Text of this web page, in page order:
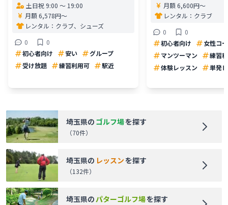
土日祝 9:00 〜 19:00
月額 6,578円〜
レンタル： クラブ、シューズ
0
0
初心者向け
安い
グループ
受け放題
練習利用可 駅近
月額 6,600円〜
レンタル： クラブ
0
0
初心者向け
女性コ
マンツーマン
練習
体験レッスン
単発
埼玉県の ゴルフ場を探す
（70件）
埼玉県の レッスンを探す
（132件）
埼玉県のパターゴルフ場を探す